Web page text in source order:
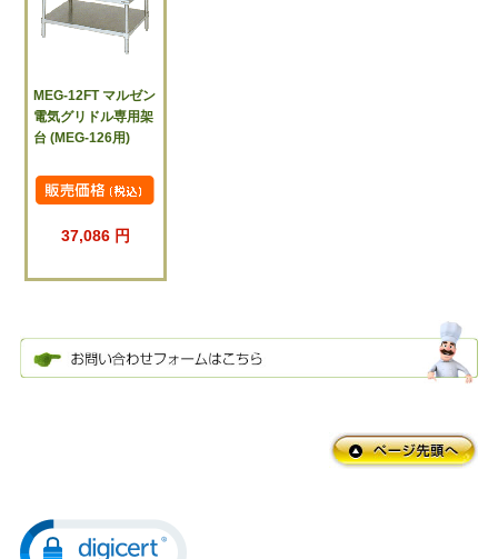
MEG-12FT マルゼン
電気グリドル専用架
台 (MEG-126用)
37,086 円